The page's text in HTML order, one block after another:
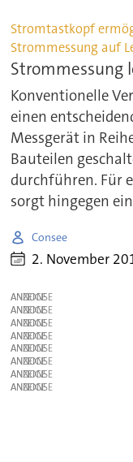
Stromtastkopf
Strommessung auf
Strommessung
Konventionelle
einen
Messgerät in
Bauteilen
durchführen. Für
sorgt hingegen
Consee
2. November
ANZEIGE
ANZEIGE
ANZEIGE
ANZEIGE
ANZEIGE
ANZEIGE
ANZEIGE
ANZEIGE